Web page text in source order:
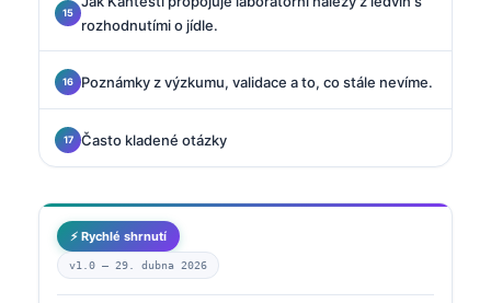
rozhodnutími o jídle.
Poznámky z výzkumu, validace a to, co stále nevíme.
Často kladené otázky
⚡ Rychlé shrnutí
v1.0 — 29. dubna 2026